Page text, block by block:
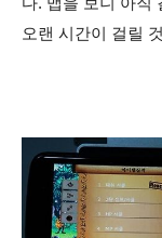
다. 맵을 보니 아직
오랜 시간이 걸릴